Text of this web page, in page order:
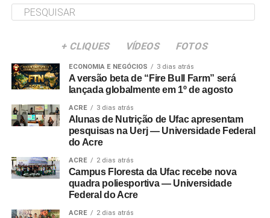
+ CLIQUES VÍDEOS FOTOS
ECONOMIA E NEGÓCIOS 3 dias atrás
A versão beta de “Fire Bull Farm” será
lançada globalmente em 1º de agosto
ACRE 3 dias atrás
Alunas de Nutrição de Ufac apresentam
pesquisas na Uerj — Universidade Federal
do Acre
ACRE 2 dias atrás
Campus Floresta da Ufac recebe nova
quadra poliesportiva — Universidade
Federal do Acre
ACRE 2 dias atrás